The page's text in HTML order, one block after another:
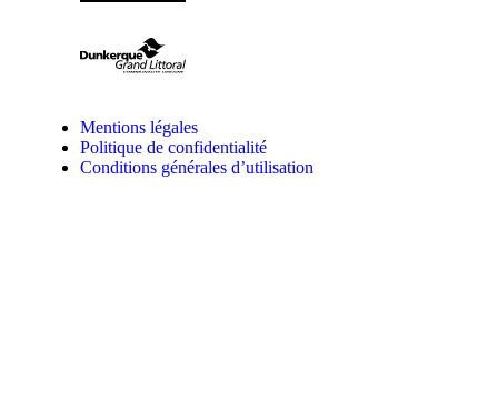
Mentions légales
Politique de confidentialité
Conditions générales d’utilisation